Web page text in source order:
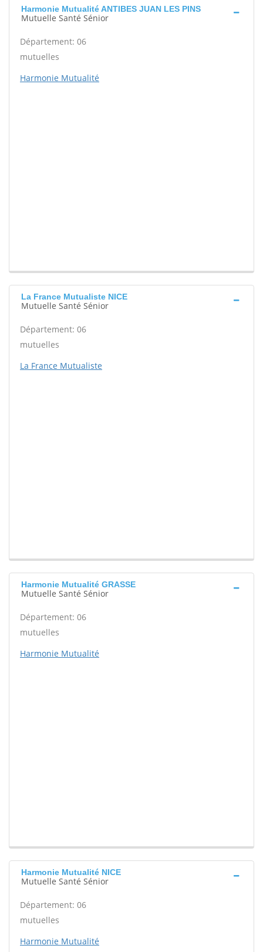
Harmonie Mutualité ANTIBES JUAN LES PINS
Mutuelle Santé Sénior
Département: 06
mutuelles
Harmonie Mutualité
La France Mutualiste NICE
Mutuelle Santé Sénior
Département: 06
mutuelles
La France Mutualiste
Harmonie Mutualité GRASSE
Mutuelle Santé Sénior
Département: 06
mutuelles
Harmonie Mutualité
Harmonie Mutualité NICE
Mutuelle Santé Sénior
Département: 06
mutuelles
Harmonie Mutualité